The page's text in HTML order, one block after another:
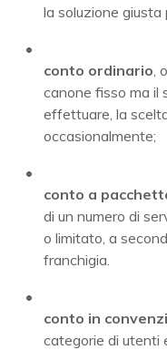
la soluzione
conto ordinario ,
canone fisso ma il
effettuare, la
occasionalmente;
conto a
di un numero di
o limitato, a
franchigia.
conto in
categorie di utenti